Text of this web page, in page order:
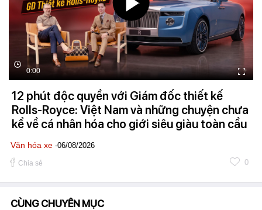
0:00
12 phút độc quyền với Giám đốc thiết kế
Rolls-Royce: Việt Nam và những chuyện chưa
kể về cá nhân hóa cho giới siêu giàu toàn cầu
Văn hóa xe -06/08/2026
Chia sẻ 0
CÙNG CHUYÊN MỤC